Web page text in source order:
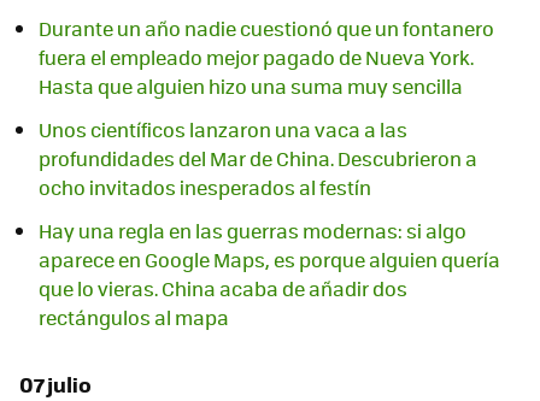
Durante un año nadie cuestionó que un fontanero
fuera el empleado mejor pagado de Nueva York.
Hasta que alguien hizo una suma muy sencilla
Unos científicos lanzaron una vaca a las
profundidades del Mar de China. Descubrieron a
ocho invitados inesperados al festín
Hay una regla en las guerras modernas: si algo
aparece en Google Maps, es porque alguien quería
que lo vieras. China acaba de añadir dos
rectángulos al mapa
07 julio